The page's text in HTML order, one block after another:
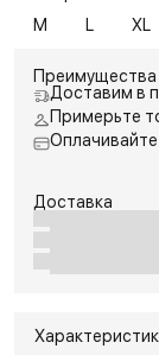
M
L XL
Преимущества
Доставим в
Примерьте
Доставка